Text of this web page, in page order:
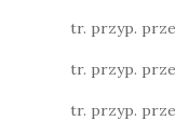
tr. przyp.
tr. przyp.
tr. przyp.